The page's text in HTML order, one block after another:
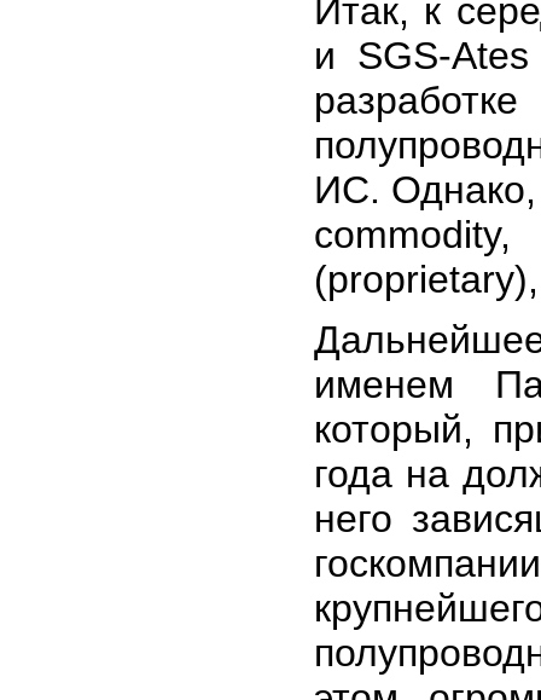
Итак, к
и SGS-
ИС. Однако,
именем
который,
года на
него